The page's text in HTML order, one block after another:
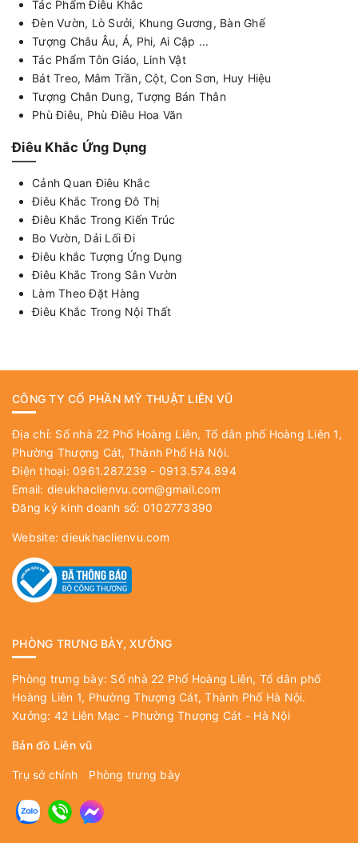
Tác Phẩm Điêu Khắc
Đèn Vườn, Lò Sưởi, Khung Gương, Bàn Ghế
Tượng Châu Âu, Á, Phi, Ai Cập ...
Tác Phẩm Tôn Giáo, Linh Vật
Bát Treo, Mâm Trần, Cột, Con Sơn, Huy Hiệu
Tượng Chân Dung, Tượng Bán Thân
Phù Điêu, Phù Điêu Hoa Văn
Điêu Khắc Ứng Dụng
Cảnh Quan Điêu Khắc
Điêu Khắc Trong Đô Thị
Điêu Khắc Trong Kiến Trúc
Bo Vườn, Dải Lối Đi
Điêu khắc Tượng Ứng Dụng
Điêu Khắc Trong Sân Vườn
Làm Theo Đặt Hàng
Điêu Khắc Trong Nội Thất
CÔNG TY CỔ PHẦN MỸ THUẬT LIÊN VŨ
Địa chỉ: Số nhà 22 Phố Hoàng Liên, Tổ dân phố Hoàng Liên 1,
Phường Thượng Cát, Thành Phố Hà Nội.
Điện thoại: 0961.287.239 - 0913.574.894
Email: dieukhaclienvu.com@gmail.com
Đăng ký kinh doanh số: 0102773390
Website:dieukhaclienvu.com
PHÒNG TRƯNG BÀY, XƯỞNG
Phòng trưng bày: Số nhà 22 Phố Hoàng Liên, Tổ dân phố
Hoàng Liên 1, Phường Thượng Cát, Thành Phố Hà Nội.
Xưởng: 42 Liên Mạc - Phường Thượng Cát - Hà Nội
Bản đồ Liên vũ
Trụ sở chính Phòng trưng bày